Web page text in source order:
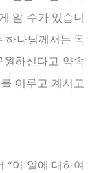
알 수가 있습니
하나님께서는 독
원하신다고 약속
이루고 계시고
“이 일에 대하여